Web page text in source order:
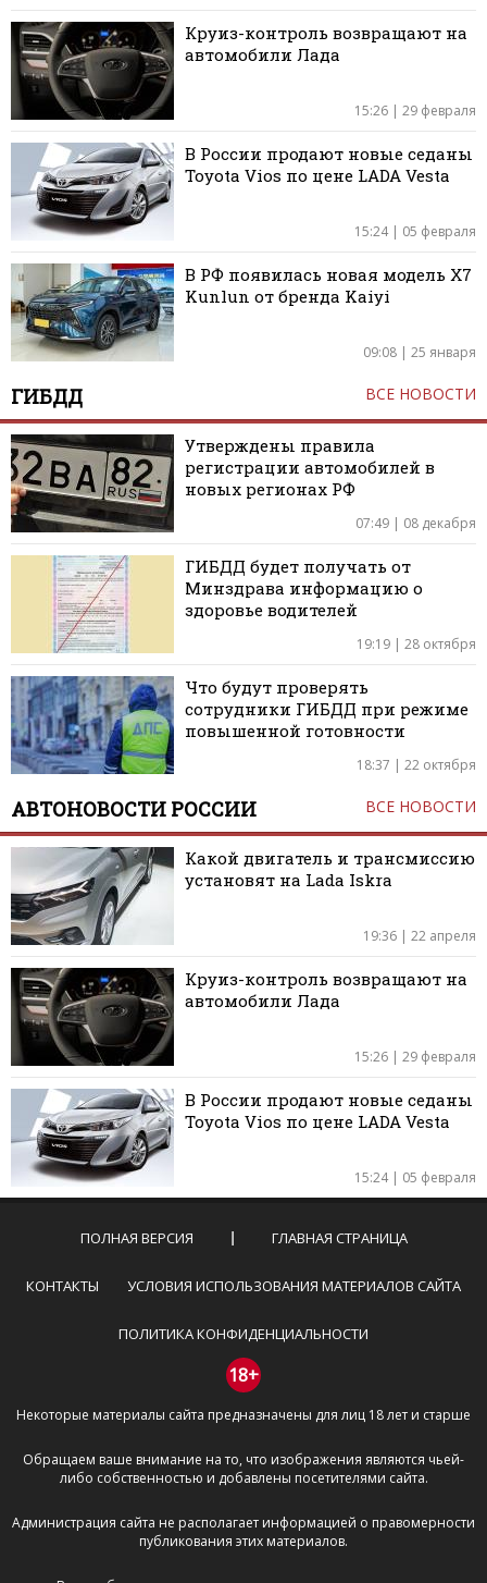
Круиз-контроль возвращают на
автомобили Лада
15:26 | 29 февраля
В России продают новые седаны
Toyota Vios по цене LADA Vesta
15:24 | 05 февраля
В РФ появилась новая модель X7
Kunlun от бренда Kaiyi
09:08 | 25 января
ГИБДД ВСЕ НОВОСТИ
Утверждены правила
регистрации автомобилей в
новых регионах РФ
07:49 | 08 декабря
ГИБДД будет получать от
Минздрава информацию о
здоровье водителей
19:19 | 28 октября
Что будут проверять
сотрудники ГИБДД при режиме
повышенной готовности
18:37 | 22 октября
АВТОНОВОСТИ РОССИИ ВСЕ НОВОСТИ
Какой двигатель и трансмиссию
установят на Lada Iskra
19:36 | 22 апреля
Круиз-контроль возвращают на
автомобили Лада
15:26 | 29 февраля
В России продают новые седаны
Toyota Vios по цене LADA Vesta
15:24 | 05 февраля
ПОЛНАЯ ВЕРСИЯ ГЛАВНАЯ СТРАНИЦА
КОНТАКТЫ УСЛОВИЯ ИСПОЛЬЗОВАНИЯ МАТЕРИАЛОВ САЙТА
ПОЛИТИКА КОНФИДЕНЦИАЛЬНОСТИ
18+
Некоторые материалы сайта предназначены для лиц 18 лет и старше
Обращаем ваше внимание на то, что изображения являются чьей-
либо собственностью и добавлены посетителями сайта.
Администрация сайта не располагает информацией о правомерности
публикования этих материалов.